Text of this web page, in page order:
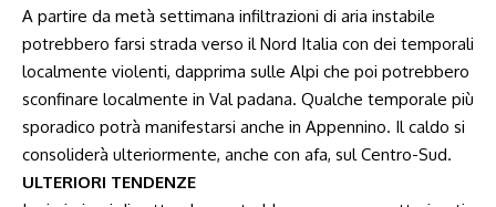
A partire da metà settimana infiltrazioni di aria instabile
potrebbero farsi strada verso il Nord Italia con dei temporali
localmente violenti, dapprima sulle Alpi che poi potrebbero
sconfinare localmente in Val padana. Qualche temporale più
sporadico potrà manifestarsi anche in Appennino. Il caldo si
consoliderà ulteriormente, anche con afa, sul Centro-Sud.
ULTERIORI TENDENZE